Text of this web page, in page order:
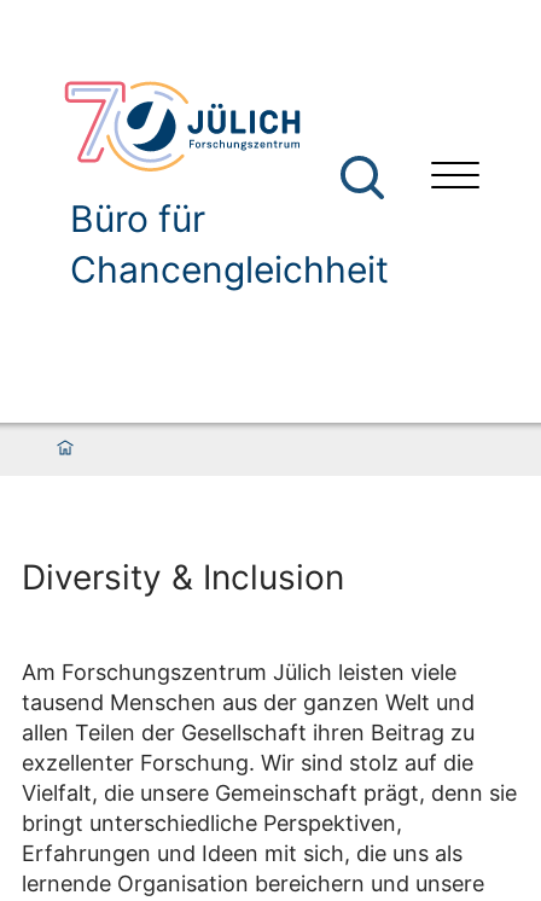
Büro für
Chancengleichheit
Diversity & Inclusion
Am Forschungszentrum Jülich leisten viele
tausend Menschen aus der ganzen Welt und
allen Teilen der Gesellschaft ihren Beitrag zu
exzellenter Forschung. Wir sind stolz auf die
Vielfalt, die unsere Gemeinschaft prägt, denn sie
bringt unterschiedliche Perspektiven,
Erfahrungen und Ideen mit sich, die uns als
lernende Organisation bereichern und unsere